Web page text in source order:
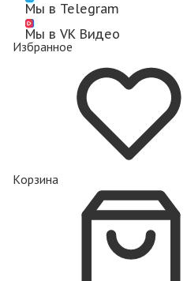
Мы в Telegram
Мы в VK Видео
Избранное
Корзина